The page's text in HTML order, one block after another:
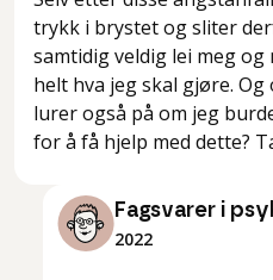
trykk i brystet og sliter
samtidig veldig lei meg og
helt hva jeg skal gjøre.
lurer også på om jeg
for å få hjelp med dette?
Fagsvarer i
2022